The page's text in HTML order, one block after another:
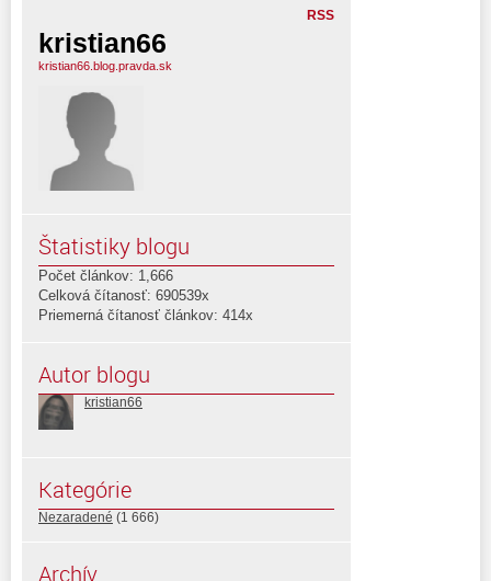
RSS
kristian66
kristian66.blog.pravda.sk
Štatistiky blogu
Počet článkov: 1,666
Celková čítanosť: 690539x
Priemerná čítanosť článkov: 414x
Autor blogu
kristian66
Kategórie
Nezaradené (1 666)
Archív